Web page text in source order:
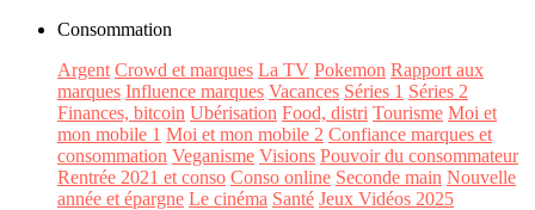
Consommation
Argent Crowd et marques La TV Pokemon Rapport aux
marques Influence marques Vacances Séries 1 Séries 2
Finances, bitcoin Ubérisation Food, distri Tourisme Moi et
mon mobile 1 Moi et mon mobile 2 Confiance marques et
consommation Veganisme Visions Pouvoir du consommateur
Rentrée 2021 et conso Conso online Seconde main Nouvelle
année et épargne Le cinéma Santé Jeux Vidéos 2025